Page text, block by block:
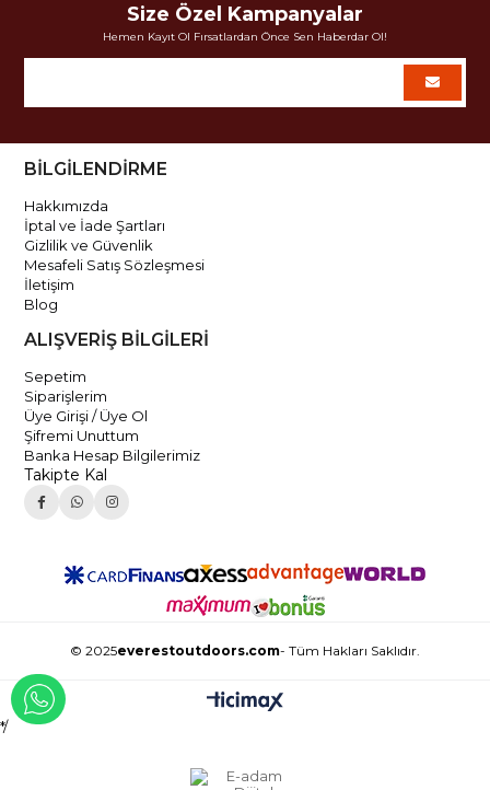
Size Özel Kampanyalar
Hemen Kayıt Ol Fırsatlardan Önce Sen Haberdar Ol!
BİLGİLENDİRME
Hakkımızda
İptal ve İade Şartları
Gizlilik ve Güvenlik
Mesafeli Satış Sözleşmesi
İletişim
Blog
ALIŞVERİŞ BİLGİLERİ
Sepetim
Siparişlerim
Üye Girişi / Üye Ol
Şifremi Unuttum
Banka Hesap Bilgilerimiz
Takipte Kal
© 2025everestoutdoors.com- Tüm Hakları Saklıdır.
*/
WHATSAPP İLE İLETİŞİME GEÇ